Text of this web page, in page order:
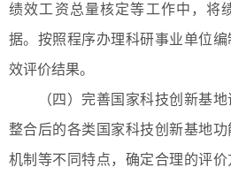
绩效工资总量核定等工作中，将
据。按照程序办理科研事业单位
效评价结果。
（四）完善国家科技创新基地
整合后的各类国家科技创新基地
机制等不同特点，确定合理的评